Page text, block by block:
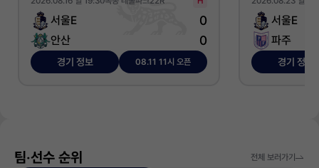
서울E 0
안산 0
경기 정보 08.11 11시 오픈
서울E
파주
경기 정보
팀‧선수 순위 전체 보러가기